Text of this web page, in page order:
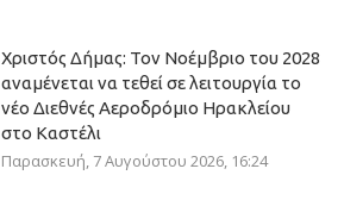
Χριστός Δήμας: Τον Νοέμβριο του 2028
αναμένεται να τεθεί σε λειτουργία το
νέο Διεθνές Αεροδρόμιο Ηρακλείου
στο Καστέλι
Παρασκευή, 7 Αυγούστου 2026, 16:24